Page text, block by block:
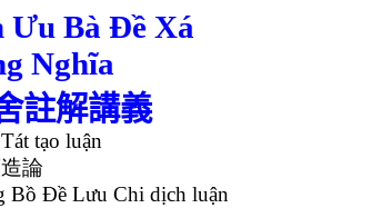
Bà Đề Xá
Nghĩa
註解講義
tạo luận
論
Bồ Đề Lưu Chi dịch luận